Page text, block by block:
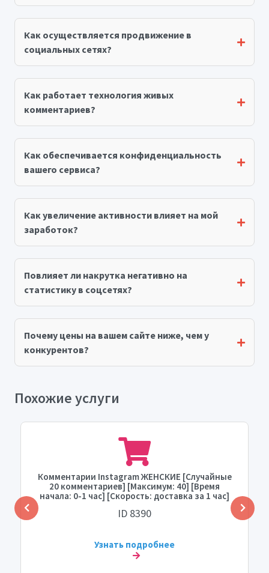
Как осуществляется продвижение в
социальных сетях?
Как работает технология живых
комментариев?
Как обеспечивается конфиденциальность
вашего сервиса?
Как увеличение активности влияет на мой
заработок?
Повлияет ли накрутка негативно на
статистику в соцсетях?
Почему цены на вашем сайте ниже, чем у
конкурентов?
Похожие услуги
Комментарии Instagram ЖЕНСКИЕ [Случайные
20 комментариев] [Максимум: 40] [Время
начала: 0-1 час] [Скорость: доставка за 1 час]
ID 8390
Узнать подробнее